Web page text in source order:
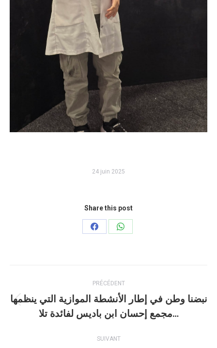
24 juin 2025
Share this post
PartagerPartager
article
PRÉCÉDENT
Article
précédent
نبضنا وطن في إطار الأنشطة الموازية التي ينظمها
مجمع إحسان ابن باديس لفائدة تلا…
SUIVANT